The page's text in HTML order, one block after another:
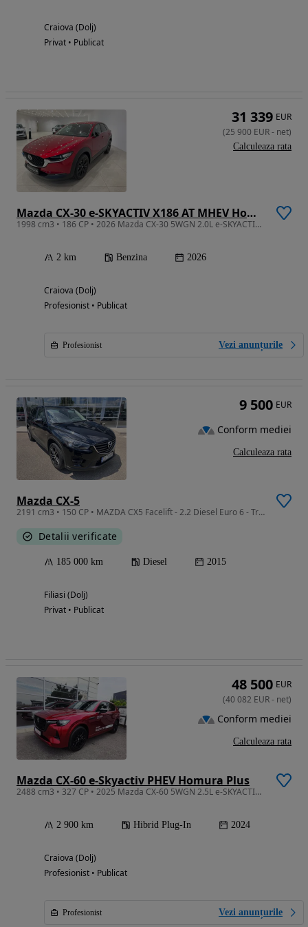
Craiova (Dolj)
Privat • Publicat
Mazda CX-30 e-SKYACTIV X186 AT MHEV Homura
1998 cm3 • 186 CP • 2026 Mazda CX-30 5WGN 2.0L e-SKYACTIV X 186ps 6AT FWD Homura
2 km Benzina 2026
Craiova (Dolj)
Profesionist • Publicat
Profesionist Vezi anunțurile
31 339 EUR
(25 900 EUR- net)
Calculeaza rata
Mazda CX-5
2191 cm3 • 150 CP • MAZDA CX5 Facelift - 2.2 Diesel Euro 6 - Tractiune integrala permanent
Detalii verificate
185 000 km Diesel 2015
Filiasi (Dolj)
Privat • Publicat
9 500 EUR
Conform mediei
Calculeaza rata
Mazda CX-60 e-Skyactiv PHEV Homura Plus
2488 cm3 • 327 CP • 2025 Mazda CX-60 5WGN 2.5L e-SKYACTIV PHEV 327ps 8AT AWD Homura Plus
2 900 km Hibrid Plug-In 2024
Craiova (Dolj)
Profesionist • Publicat
Profesionist Vezi anunțurile
48 500 EUR
(40 082 EUR- net)
Conform mediei
Calculeaza rata